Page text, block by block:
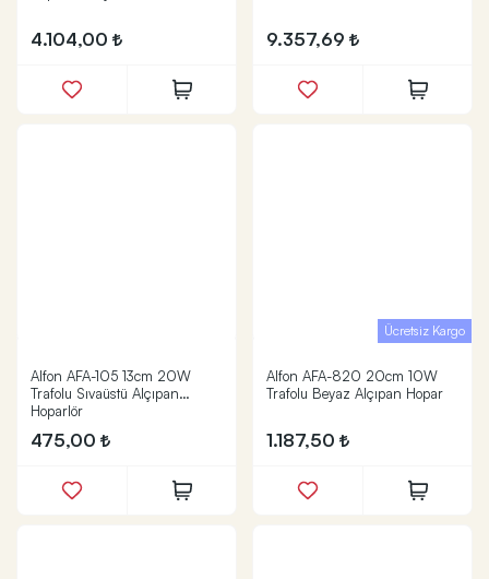
4.104,00 9.357,69
Alfon AFA-105 13cm 20W
Trafolu Sıvaüstü Alçıpan
Hoparlör
475,00
Ücretsiz Kargo
Alfon AFA-820 20cm 10W
Trafolu Beyaz Alçıpan Hopar
1.187,50